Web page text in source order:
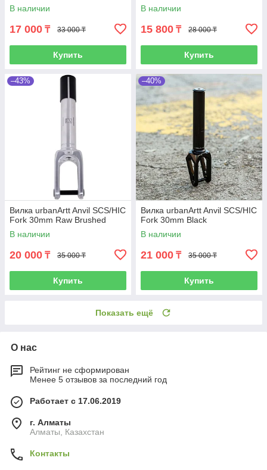
В наличии
17 000 ₸ 33 000 ₸
Купить
В наличии
15 800 ₸ 28 000 ₸
Купить
–43%
Вилка urbanArtt Anvil SCS/HIC
Fork 30mm Raw Brushed
В наличии
20 000 ₸ 35 000 ₸
Купить
–40%
Вилка urbanArtt Anvil SCS/HIC
Fork 30mm Black
В наличии
21 000 ₸ 35 000 ₸
Купить
Показать ещё
О нас
Рейтинг не сформирован
Менее 5 отзывов за последний год
Работает с 17.06.2019
г. Алматы
Алматы, Казахстан
Контакты